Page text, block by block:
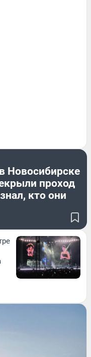
Новосибирске
проход
кто они